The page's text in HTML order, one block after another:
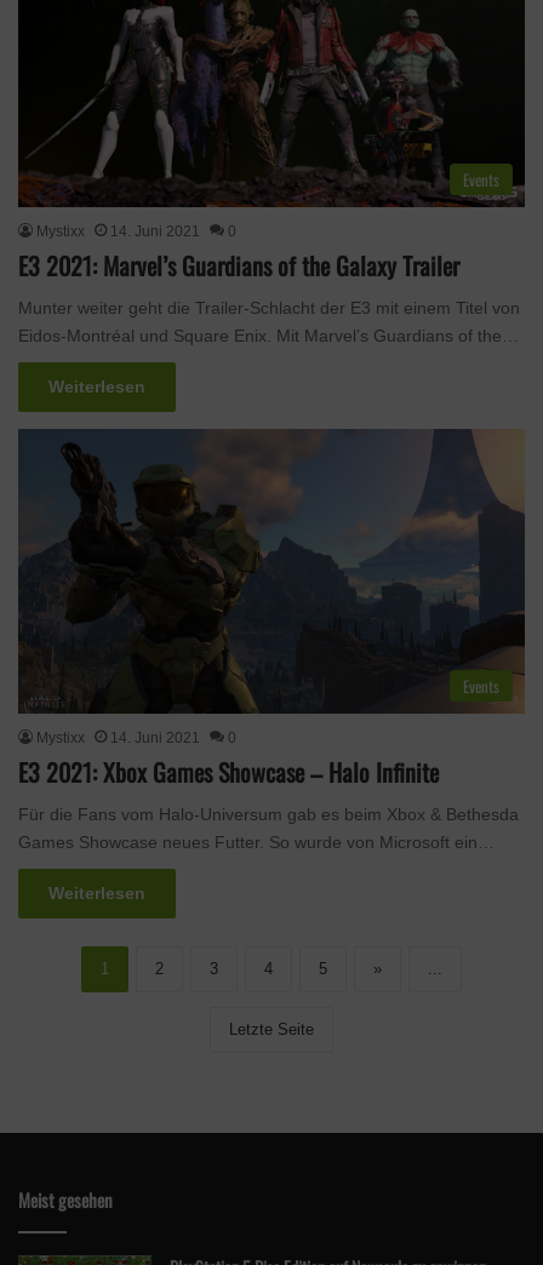
Events
Mystixx 14. Juni 2021 0
E3 2021: Marvel’s Guardians of the Galaxy Trailer
Munter weiter geht die Trailer-Schlacht der E3 mit einem Titel von
Eidos-Montréal und Square Enix. Mit Marvel’s Guardians of the…
Weiterlesen
Events
Mystixx 14. Juni 2021 0
E3 2021: Xbox Games Showcase – Halo Infinite
Für die Fans vom Halo-Universum gab es beim Xbox & Bethesda
Games Showcase neues Futter. So wurde von Microsoft ein…
Weiterlesen
1 2 3 4 5 » ...
Letzte Seite
Meist gesehen